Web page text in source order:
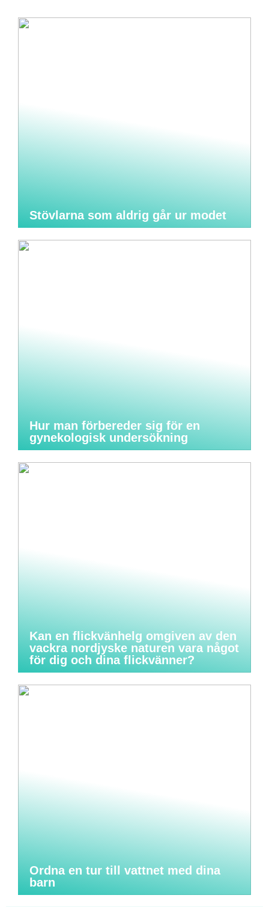
Stövlarna som aldrig går ur modet
Hur man förbereder sig för en
gynekologisk undersökning
Kan en flickvänhelg omgiven av den
vackra nordjyske naturen vara något
för dig och dina flickvänner?
Ordna en tur till vattnet med dina
barn